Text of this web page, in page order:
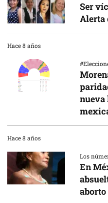
Ser
Alerta
Hace 8 años
nueva
Hace 8 años
Los
En